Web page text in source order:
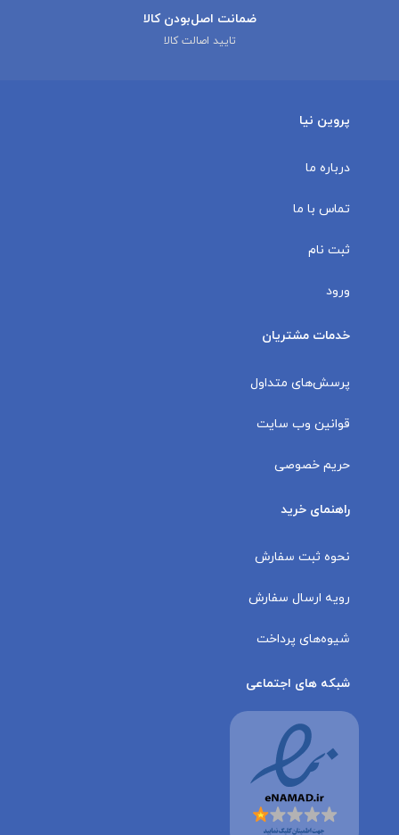
ضمانت اصل‌بودن کالا
تایید اصالت کالا
پروین نیا
درباره ما
تماس با ما
ثبت نام
ورود
خدمات مشتریان
پرسش‌های متداول
قوانین وب سایت
حریم خصوصی
راهنمای خرید
نحوه ثبت سفارش
رویه ارسال سفارش
شیوه‌های پرداخت
شبکه های اجتماعی